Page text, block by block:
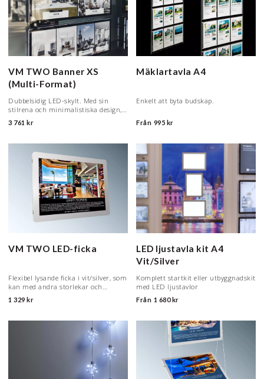
VM TWO Banner XS
(Multi-Format)
Dubbelsidig LED-skylt. Med sin
stilrena och minimalistiska design,
runda hörn och diskreta
upphängning är detta den senaste
3 761 kr
Mäklartavla A4
Enkelt att byta budskap.
Från 995 kr
VM TWO LED-ficka
Flexibel lysande ficka i vit/silver, som
kan med andra storlekar och
format.
1 329 kr
LED ljustavla kit A4
Vit/Silver
Komplett startkit eller utbyggnadskit
med LED ljustavlor
Från 1 680 kr